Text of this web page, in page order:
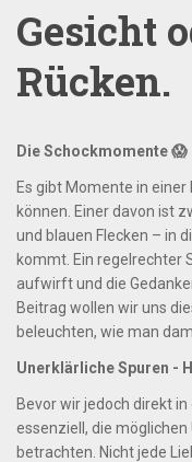
Gesicht
Rücken.
Die Schockmomente 😱
Es gibt Momente in
können. Einer davon ist
und blauen Flecken – in
kommt. Ein regelrechter
aufwirft und die
Beitrag wollen wir uns
beleuchten, wie man
Unerklärliche Spuren -
Bevor wir jedoch direkt
essenziell, die
betrachten. Nicht jede